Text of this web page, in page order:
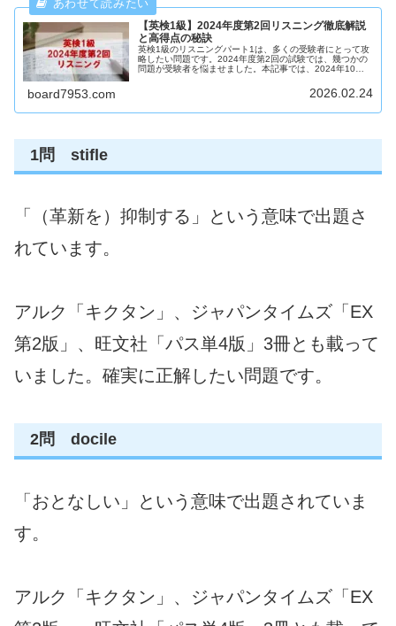
【英検1級】2024年度第2回リスニング徹底解説
と高得点の秘訣
英検1級のリスニングパート1は、多くの受験者にとって攻
略したい問題です。2024年度第2回の試験では、幾つかの
問題が受験者を悩ませました。本記事では、2024年10月6
します。リスニング力を向上させ、次回の試験で高得点を
board7953.com 2026.02.24
1問 stifle
「（革新を）抑制する」という意味で出題さ
れています。
アルク「キクタン」、ジャパンタイムズ「EX
第2版」、旺文社「パス単4版」3冊とも載って
いました。確実に正解したい問題です。
2問 docile
「おとなしい」という意味で出題されていま
す。
アルク「キクタン」、ジャパンタイムズ「EX